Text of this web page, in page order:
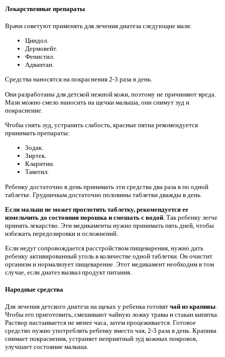
Лекарственные препараты
Врачи советуют применять для лечения диатеза следующие мази:
Циндол.
Дермовейт.
Фенистил.
Адвантан.
Средства наносятся на покраснения 2-3 раза в день.
Они разработаны для детской нежной кожи, поэтому не причиняют вреда.
Мази можно смело наносить на щечки малыша, они снимут зуд и
покраснение.
Чтобы снять зуд, устранить слабость, красные пятна рекомендуется
принимать препараты:
Зодак.
Зиртек.
Кларитин.
Тавегил.
Ребенку достаточно в день принимать эти средства два раза в по одной
таблетке. Грудничкам достаточно половины таблетки дважды в день.
Если малыш не может проглотить таблетку, рекомендуется ее
измельчить до состояния порошка и смешать с водой. Так ребенку легче
принять лекарство. Эти медикаменты нужно принимать пять дней, чтобы
избежать передозировки и осложнений.
Если недуг сопровождается расстройством пищеварения, нужно дать
ребенку активированный уголь в количестве одной таблетки. Он очистит
организм и нормализует пищеварение. Этот медикамент необходим в том
случае, если диатез вызвал продукт питания.
Народные средства
Для лечения детского диатеза на щеках у ребенка готовят чай из крапивы
Чтобы его приготовить, смешивают чайную ложку травы и стакан кипятка.
Раствор настаивается не менее часа, затем процеживается. Готовое
средство нужно употреблять ребенку вместо чая, 2-3 раза в день. Крапива
снимает покраснения, устраняет неприятный зуд кожных покровов,
улучшает состояние малыша.